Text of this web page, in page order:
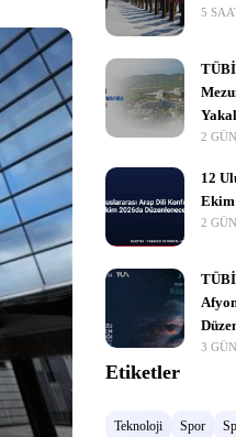
12
Ekim
Etiketler
Teknoloji Spor